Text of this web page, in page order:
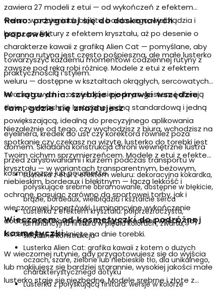
zawiera 27 modeli z etui — od wykończeń z efektem
weluru w odcieniach błękitu, bordowego, wielbłądzia i
brązu, po finitury z efektem kryształu, aż po desenie o
charakterze kawaii z grafiką Alien Cat — pomyślane, aby
towarzyszyć każdemu momentowi codziennej rutyny z
praktycznością i stylem.
Rano: przygotuj się do doskonałych
poprawek
Poranna rutyna jest często pośpieszna, ale małe lusterko
zawsze pod ręką robi różnicę. Modele z etui z efektem
weluru — dostępne w kształtach okrągłych, sercowatych i
kwadratowych — otwierają się jednym gestem i oferują
dwie powierzchnie lustrzane: jedną standardową i jedną
powiększającą, idealną do precyzyjnego aplikowania
eyelinera, kredek do ust czy korektora również poza
domem. Składana konstrukcja chroni wewnętrzne lustra
przed zarysowaniami i kurzem podczas transportu w
kosmetyczce lub pouchette.
W ciągu dnia: szybkie poprawki wszędzie
tam, gdzie się znajdujesz
Niezależnie od tego, czy wychodzisz z biura, wchodzisz na
spotkanie czy czekasz na wizytę,lusterko do torebkijest
Twoim cichym sprzymierzeńcem. Modele z etui z efektem
kryształu — w wariantach transparentnym, beżowym,
niebieskim, bordeaux i błękitnym — łączą lekkość i
ochronę, pasując zarówno do sportowej torby, jak i
wieczorowej kopertówki. Luminancyjne wykończenie
dodaje wyrafinowanego szczegółu nawet wtedy, gdy
lusterko jest zamknięte na dnie torebki.
Lusterka z etui z efektem weluru: dekoracyjna kokardka,
połyskujące srebrne obramowanie, dostępne w błękicie,
brązie, bordeaux, wielbłądziu i kształcie serca
Lusterka z efektem kryształu: półprzezroczysta,
luminancyjna finitura w pięciu kolorach, zwarta,
składana konstrukcja
Lusterka Alien Cat: grafika kawaii z kotem o dużych
oczach, szare, zielone lub niebieskie tło, dla unikalnego,
charakterystycznego dotyku
Lusterka z połyskującą finitură: wersje w kolorze
Wieczorem: od kosmetyczki do podróżnej
kosmetyczki
W wieczornej rutynie, gdy przygotowujesz się do wyjścia
lub makijujesz się bardziej starannie, wysokiej jakości małe
lusterko staje się niezbędne. Modele srebrne i złote z